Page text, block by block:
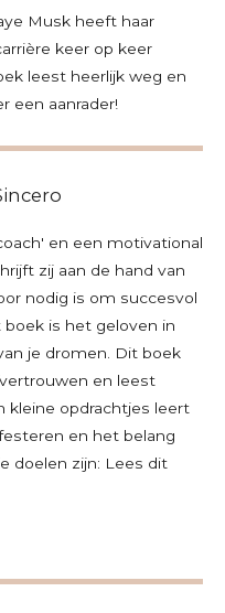
Musk heeft haar
keer op keer
leest heerlijk weg en
een aanrader!
en een motivational
zij aan de hand van
nodig is om succesvol
is het geloven in
je dromen. Dit boek
en leest
kleine opdrachtjes leert
en het belang
doelen zijn: Lees dit